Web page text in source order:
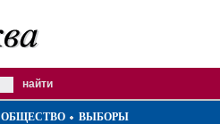
ОБЩЕСТВО
ВЫБОРЫ